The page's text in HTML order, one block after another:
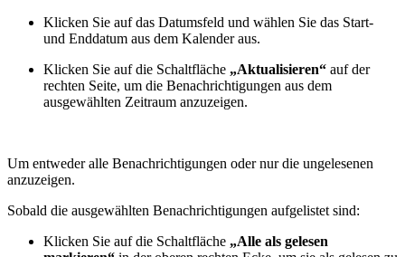
Klicken Sie auf das Datumsfeld und wählen Sie das Start-
und Enddatum aus dem Kalender aus.
Klicken Sie auf die Schaltfläche „Aktualisieren“ auf der
rechten Seite, um die Benachrichtigungen aus dem
ausgewählten Zeitraum anzuzeigen.
Um entweder alle Benachrichtigungen oder nur die ungelesenen
anzuzeigen.
Sobald die ausgewählten Benachrichtigungen aufgelistet sind:
Klicken Sie auf die Schaltfläche „Alle als gelesen